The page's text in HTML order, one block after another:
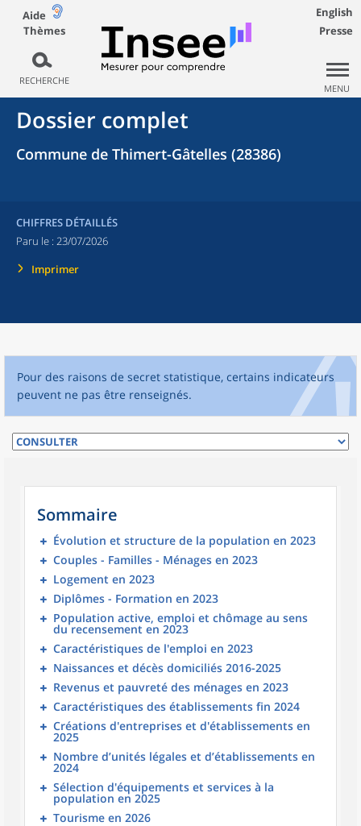
Aide
Thèmes
RECHERCHE
English
Presse
MENU
Dossier complet
Commune de Thimert-Gâtelles (28386)
CHIFFRES DÉTAILLÉS
Paru le : 23/07/2026
Imprimer
Pour des raisons de secret statistique, certains indicateurs
peuvent ne pas être renseignés.
Sommaire
Évolution et structure de la population en 2023
Couples - Familles - Ménages en 2023
Logement en 2023
Diplômes - Formation en 2023
Population active, emploi et chômage au sens
du recensement en 2023
Caractéristiques de l'emploi en 2023
Naissances et décès domiciliés 2016-2025
Revenus et pauvreté des ménages en 2023
Caractéristiques des établissements fin 2024
Créations d'entreprises et d'établissements en
2025
Nombre d’unités légales et d’établissements en
2024
Sélection d'équipements et services à la
population en 2025
Tourisme en 2026